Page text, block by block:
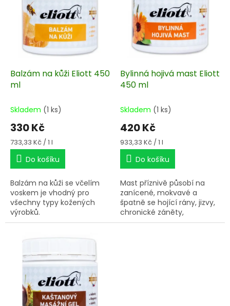
Balzám na kůži Eliott 450
ml
Skladem (1 ks)
330 Kč
Měrná
cena:
733,33 Kč / 1 l
Do košíku
Balzám na kůži se včelím
voskem je vhodný pro
všechny typy kožených
výrobků.
Bylinná hojivá mast Eliott
450 ml
Skladem (1 ks)
420 Kč
Měrná
cena:
933,33 Kč / 1 l
Do košíku
Mast příznivě působí na
zanícené, mokvavé a
špatně se hojící rány, jizvy,
chronické záněty,
popáleniny, podlomy ve